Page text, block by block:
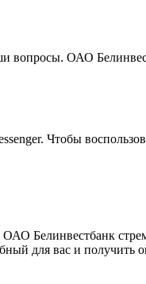
вопросы. ОАО
Чтобы
Белинвестбанк
для вас и получить